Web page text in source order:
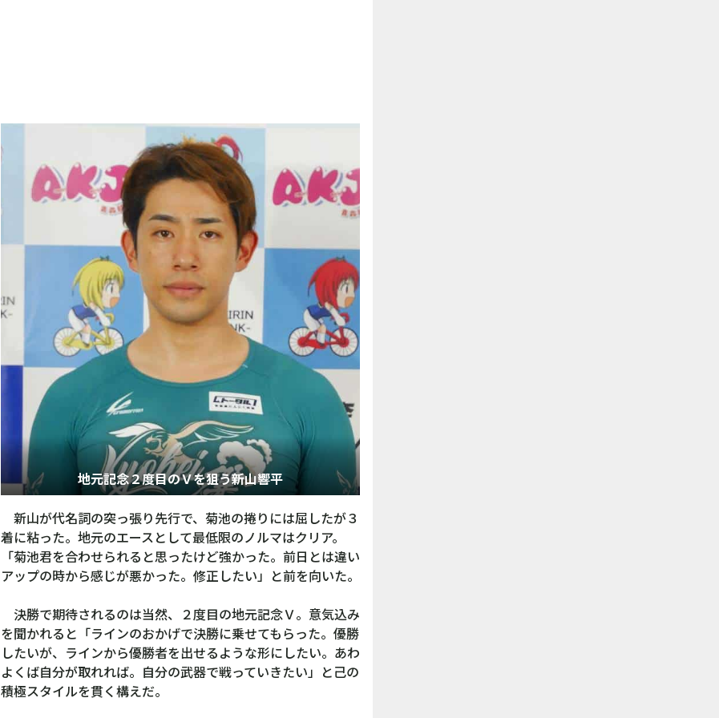
地元記念２度目のＶを狙う新山響平
新山が代名詞の突っ張り先行で、菊池の捲りには屈したが３
着に粘った。地元のエースとして最低限のノルマはクリア。
「菊池君を合わせられると思ったけど強かった。前日とは違い
アップの時から感じが悪かった。修正したい」と前を向いた。
決勝で期待されるのは当然、２度目の地元記念Ｖ。意気込み
を聞かれると「ラインのおかげで決勝に乗せてもらった。優勝
したいが、ラインから優勝者を出せるような形にしたい。あわ
よくば自分が取れれば。自分の武器で戦っていきたい」と己の
積極スタイルを貫く構えだ。